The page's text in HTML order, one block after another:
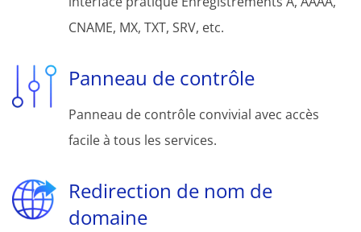
CNAME, MX, TXT, SRV, etc.
Panneau de contrôle
Panneau de contrôle convivial avec accès
facile à tous les services.
Redirection de nom de
domaine